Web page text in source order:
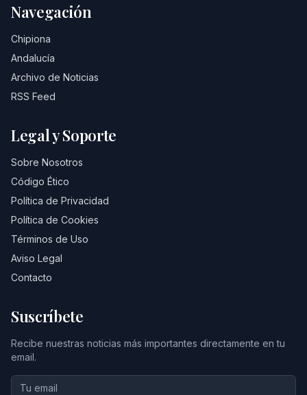
Navegación
Chipiona
Andalucía
Archivo de Noticias
RSS Feed
Legal y Soporte
Sobre Nosotros
Código Ético
Política de Privacidad
Política de Cookies
Términos de Uso
Aviso Legal
Contacto
Suscríbete
Recibe nuestras noticias más importantes directamente en tu
email.